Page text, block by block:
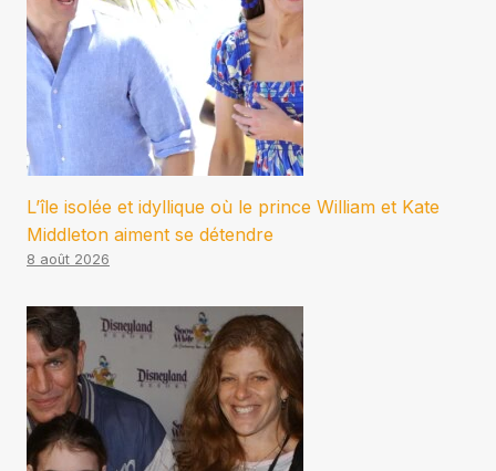
L’île isolée et idyllique où le prince William et Kate
Middleton aiment se détendre
8 août 2026